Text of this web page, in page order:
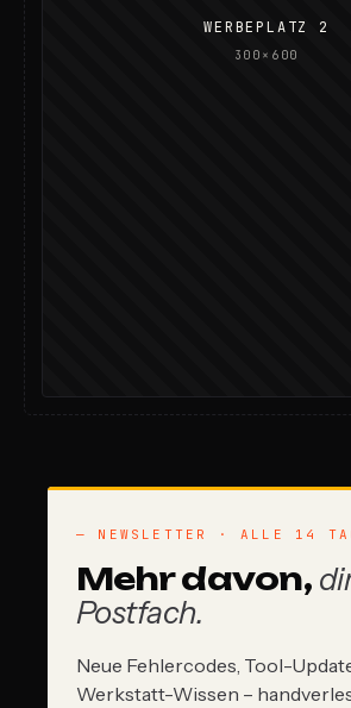
WERBEPLATZ 2
300×600
— NEWSLETTER · ALLE 14
Mehr davon,
Postfach.
Neue Fehlercodes, Tool-
Werkstatt-Wissen –